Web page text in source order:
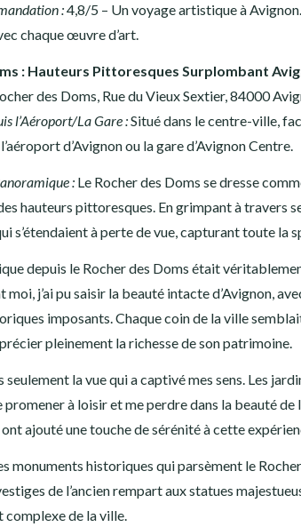
:4,8/5 – Un voyage artistique à
chaque œuvre d’art.
: Hauteurs Pittoresques Surplombant
des Doms, Rue du Vieux Sextier, 84000
l’Aéroport/La Gare :Situé dans le centre-ville,
d’Avignon ou la gare d’Avignon Centre.
: Le Rocher des Doms se dresse
hauteurs pittoresques. En grimpant à travers
s’étendaient à perte de vue, capturant toute la
depuis le Rocher des Doms était
moi, j’ai pu saisir la beauté intacte d’Avignon,
imposants. Chaque coin de la ville
pleinement la richesse de son patrimoine.
seulement la vue qui a captivé mes sens. Les
promener à loisir et me perdre dans la beauté
ajouté une touche de sérénité à cette
monuments historiques qui parsèment le
de l’ancien rempart aux statues
complexe de la ville.